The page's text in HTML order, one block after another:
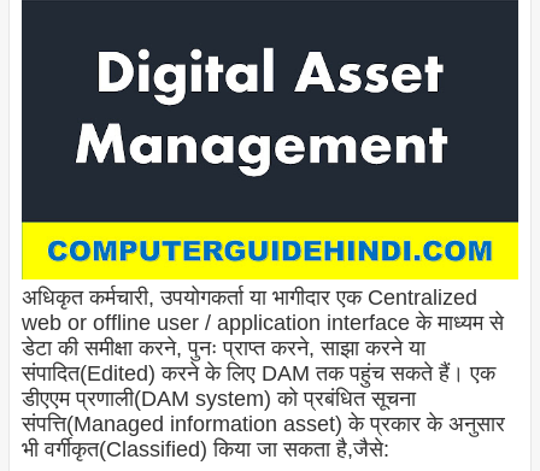
अधिकृत कर्मचारी, उपयोगकर्ता या भागीदार एक Centralized
web or offline user / application interface के माध्यम से
डेटा की समीक्षा करने, पुनः प्राप्त करने, साझा करने या
संपादित(Edited) करने के लिए DAM तक पहुंच सकते हैं। एक
डीएएम प्रणाली(DAM system) को प्रबंधित सूचना
संपत्ति(Managed information asset) के प्रकार के अनुसार
भी वर्गीकृत(Classified) किया जा सकता है,जैसे: